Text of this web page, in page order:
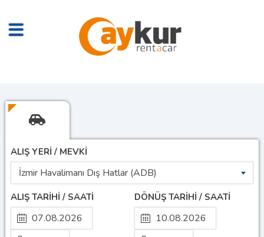
ALIŞ YERİ / MEVKİ
İzmir Havalimanı Dış Hatlar (ADB)
ALIŞ TARİHİ / SAATİ DÖNÜŞ TARİHİ / SAATİ